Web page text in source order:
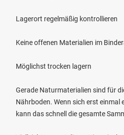
Lagerort regelmäßig kontrollieren
Keine offenen Materialien im
Möglichst trocken lagern
Gerade Naturmaterialien sind für
Nährboden. Wenn sich erst einmal
kann das schnell die gesamte